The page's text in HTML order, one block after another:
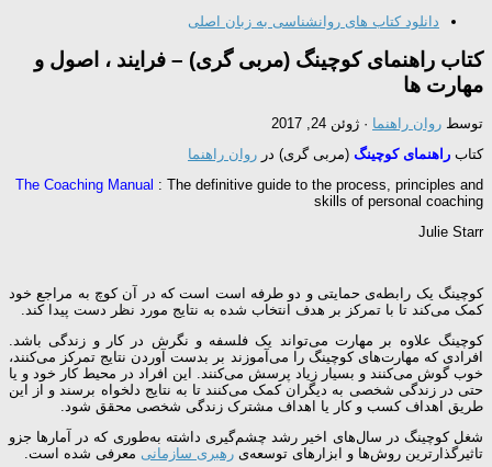
دانلود کتاب های روانشناسی به زبان اصلی
کتاب راهنمای کوچینگ (مربی گری) – فرایند ، اصول و
مهارت ها
توسط روان راهنما · ژوئن 24, 2017
کتاب راهنمای کوچینگ (مربی گری) در روان راهنما
The Coaching Manual : The definitive guide to the process, principles and
skills of personal coaching
Julie Starr
کوچینگ یک رابطه‌ی حمایتی و دو طرفه است است که در آن کوچ به مراجع خود
کمک می‌کند تا با تمرکز بر هدف انتخاب شده به نتایج مورد نظر دست پیدا کند.
کوچینگ علاوه بر مهارت می‌تواند یک فلسفه و نگرش در کار و زندگی باشد.
افرادی که مهارت‌های کوچینگ را می‌آموزند بر بدست آوردن نتایج تمرکز می‌کنند،
خوب گوش می‌کنند و بسیار زیاد پرسش می‌کنند. این افراد در محیط کار خود و یا
حتی در زندگی شخصی به دیگران کمک می‌کنند تا به نتایج دلخواه‌ برسند و از این
طریق اهداف کسب و کار یا اهداف مشترک زندگی شخصی محقق شود.
شغل کوچینگ در سال‌های اخیر رشد چشم‌گیری داشته به‌طوری که در آمارها جزو
تاثیرگذارترین روش‌ها و ابزارهای توسعه‌ی رهبری سازمانی معرفی شده است.